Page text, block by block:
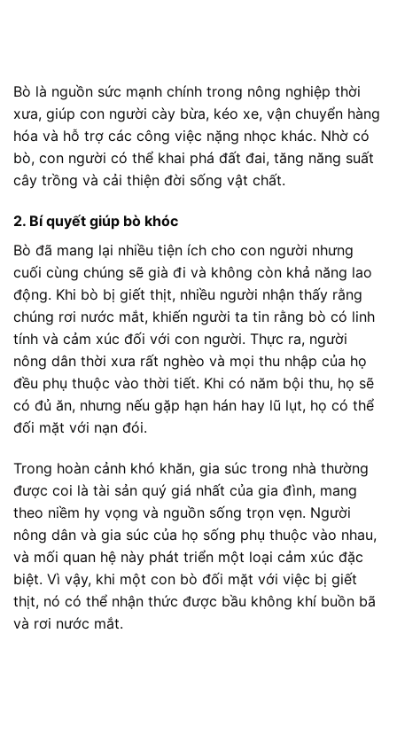
Bò là nguồn sức mạnh chính trong nông nghiệp thời
xưa, giúp con người cày bừa, kéo xe, vận chuyển hàng
hóa và hỗ trợ các công việc nặng nhọc khác. Nhờ có
bò, con người có thể khai phá đất đai, tăng năng suất
cây trồng và cải thiện đời sống vật chất.
2. Bí quyết giúp bò khóc
Bò đã mang lại nhiều tiện ích cho con người nhưng
cuối cùng chúng sẽ già đi và không còn khả năng lao
động. Khi bò bị giết thịt, nhiều người nhận thấy rằng
chúng rơi nước mắt, khiến người ta tin rằng bò có linh
tính và cảm xúc đối với con người. Thực ra, người
nông dân thời xưa rất nghèo và mọi thu nhập của họ
đều phụ thuộc vào thời tiết. Khi có năm bội thu, họ sẽ
có đủ ăn, nhưng nếu gặp hạn hán hay lũ lụt, họ có thể
đối mặt với nạn đói.
Trong hoàn cảnh khó khăn, gia súc trong nhà thường
được coi là tài sản quý giá nhất của gia đình, mang
theo niềm hy vọng và nguồn sống trọn vẹn. Người
nông dân và gia súc của họ sống phụ thuộc vào nhau,
và mối quan hệ này phát triển một loại cảm xúc đặc
biệt. Vì vậy, khi một con bò đối mặt với việc bị giết
thịt, nó có thể nhận thức được bầu không khí buồn bã
và rơi nước mắt.